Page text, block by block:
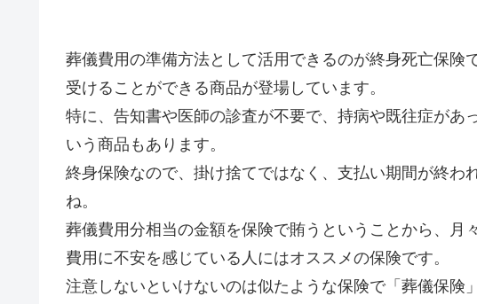
葬儀費用の準備方法として活用できるのが終身死亡保険
受けることができる商品が登場しています。
特に、告知書や医師の診査が不要で、持病や既往症があ
いう商品もあります。
終身保険なので、掛け捨てではなく、支払い期間が終わ
ね。
葬儀費用分相当の金額を保険で賄うということから、月
費用に不安を感じている人にはオススメの保険です。
注意しないといけないのは似たような保険で「葬儀保険